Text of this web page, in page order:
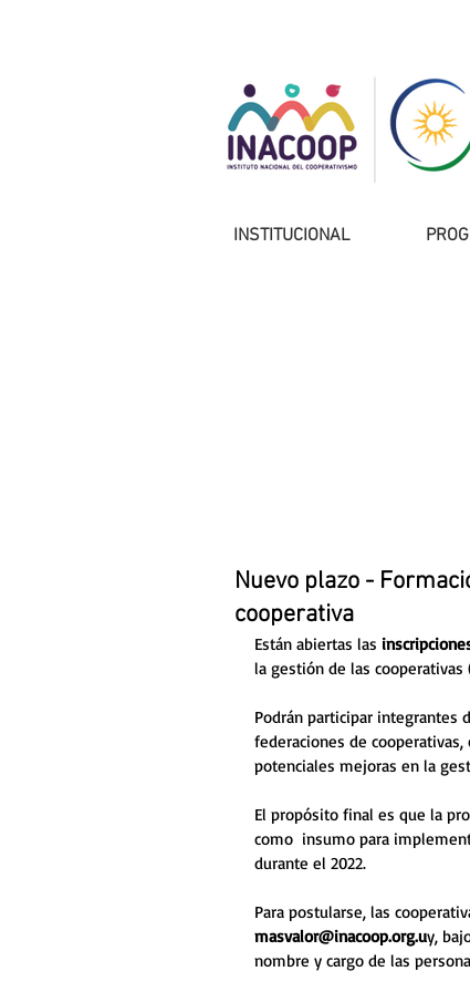
INSTITUCIONAL
Nuevo plazo -
cooperativa
Están abiertas las
la gestión de las cooperativas
Podrán participar integrantes
federaciones de
potenciales mejoras en la
El propósito final es que la
como  insumo para
durante el 2022.
Para postularse, las
masvalor@inacoop.org.uy,
nombre y cargo de las